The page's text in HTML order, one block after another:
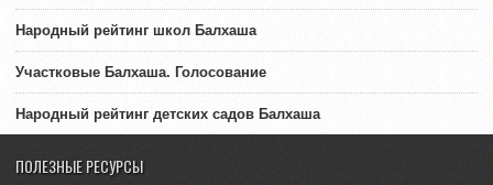
Народный рейтинг школ Балхаша
Участковые Балхаша. Голосование
Народный рейтинг детских садов Балхаша
ПОЛЕЗНЫЕ РЕСУРСЫ